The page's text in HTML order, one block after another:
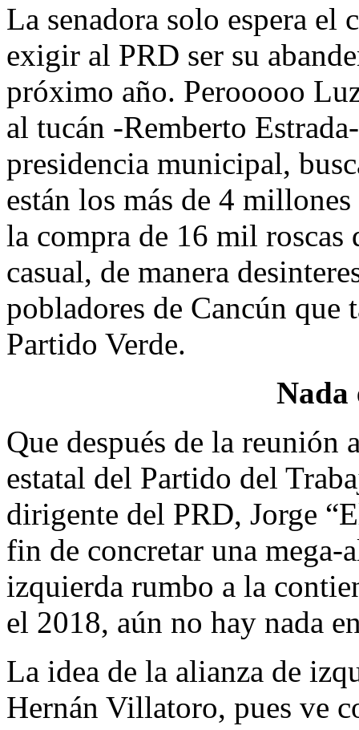
La senadora solo espera el
exigir al PRD ser su
próximo año. Perooooo
al tucán -Remberto
presidencia municipal,
están los más de 4
la compra de 16 mil
casual, de manera
pobladores de Cancún que
Partido Verde.
Nada
Que después de la
estatal del Partido del
dirigente del PRD, Jorge
fin de concretar una mega-
izquierda rumbo a la
el 2018, aún no hay nada
La idea de la alianza de
Hernán Villatoro, pues ve